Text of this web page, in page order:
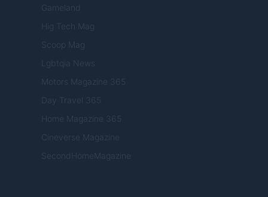
Gameland
Hig Tech Mag
Scoop Mag
Lgbtqia News
Motors Magazine 365
Day Travel 365
Home Magazine 365
Cineverse Magazine
SecondHomeMagazine